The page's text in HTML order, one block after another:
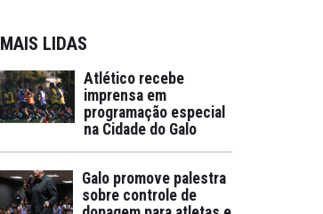
MAIS LIDAS
Atlético recebe
imprensa em
programação especial
na Cidade do Galo
Galo promove palestra
sobre controle de